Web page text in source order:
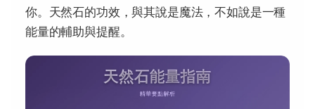
你。天然石的功效，與其說是魔法，不如說是一種
能量的輔助與提醒。